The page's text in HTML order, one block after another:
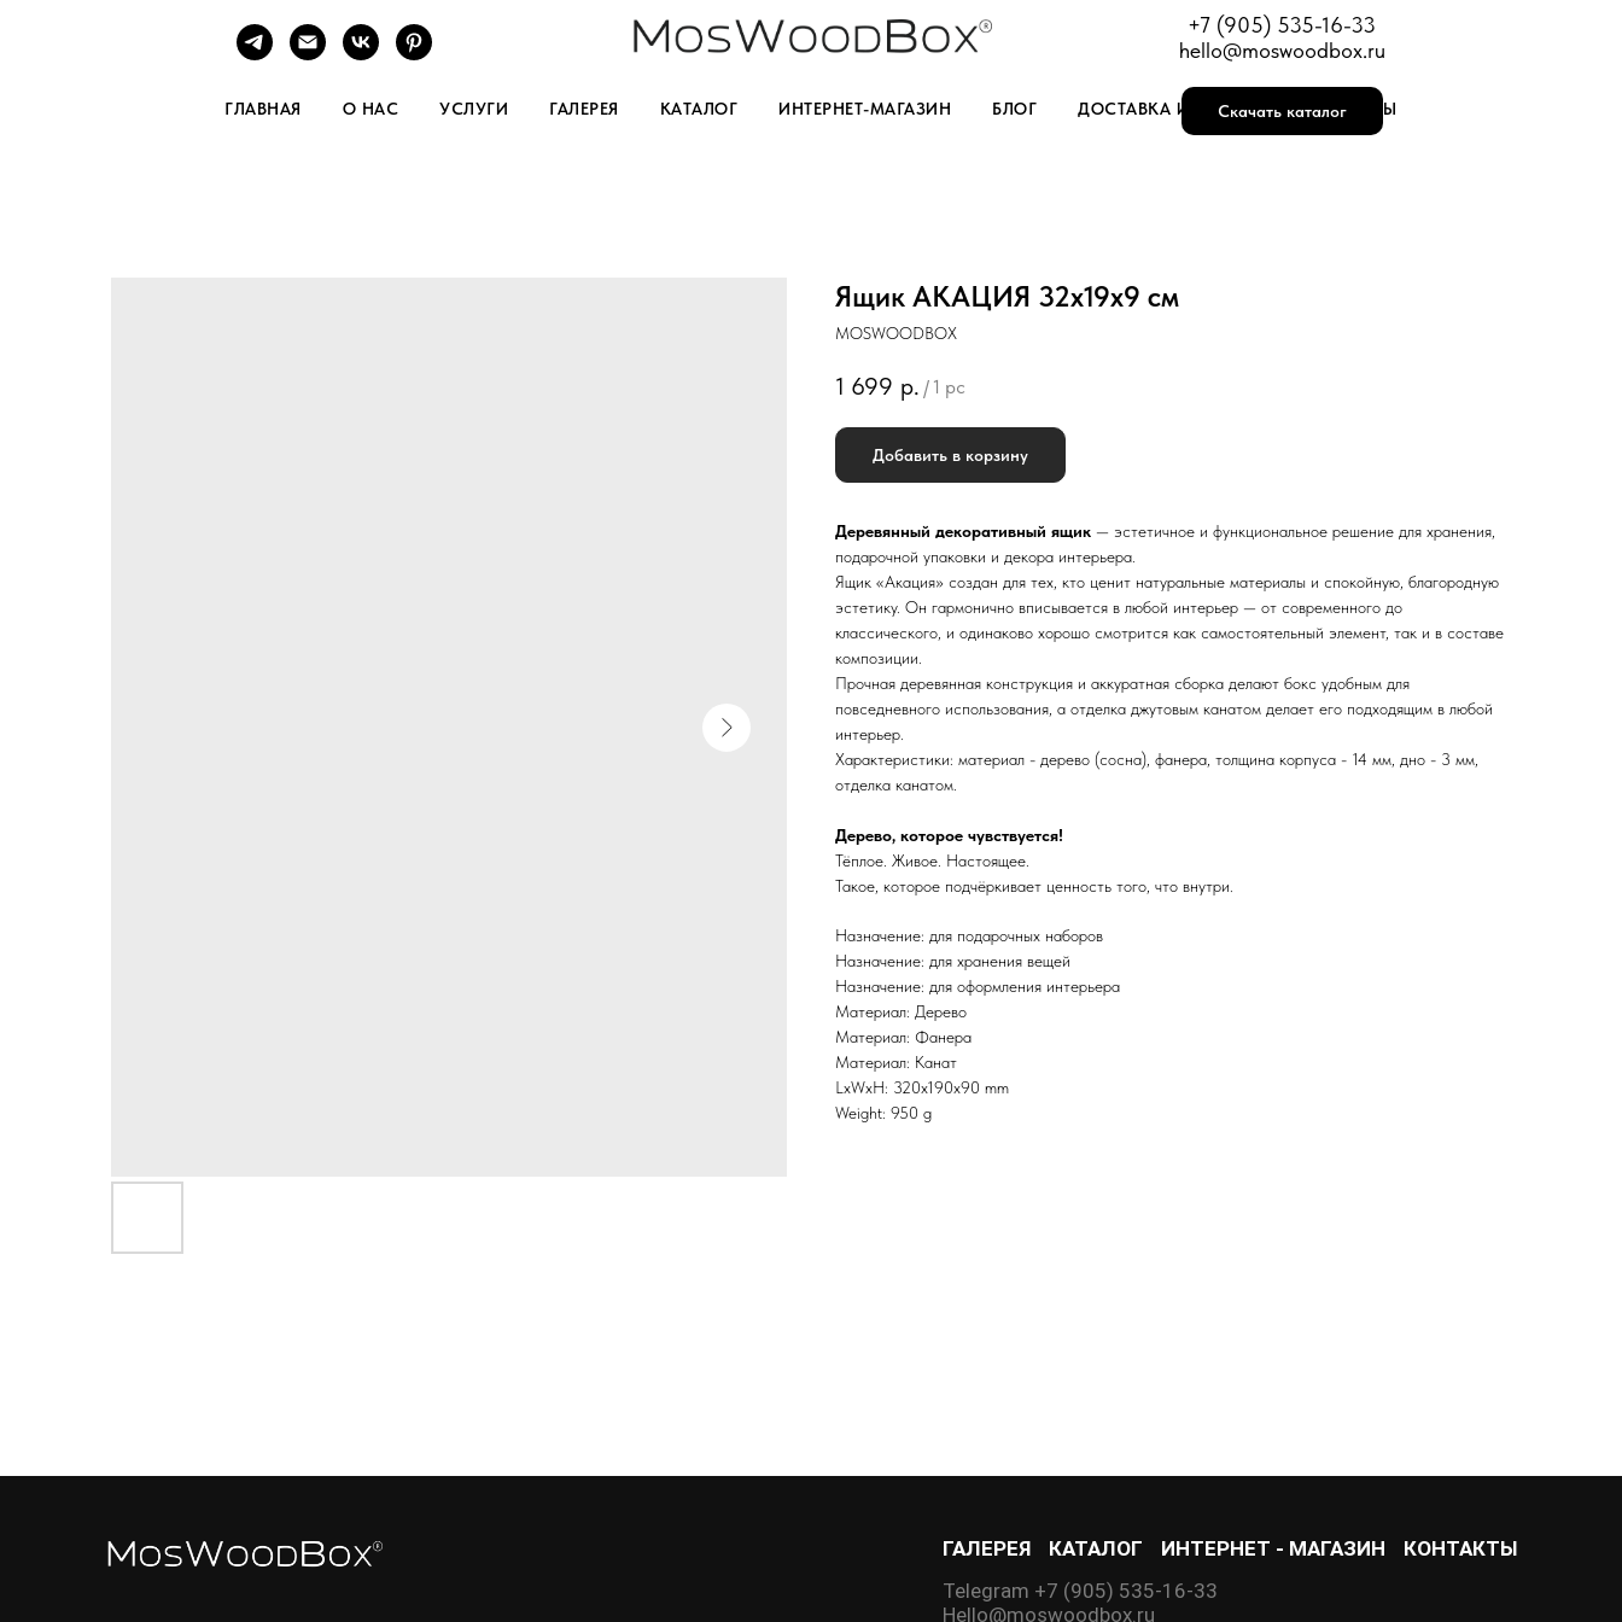
+7 (905) 535-16-33
hello@moswoodbox.ru
Скачать каталог
ГЛАВНАЯ О НАС УСЛУГИ ГАЛЕРЕЯ КАТАЛОГ ИНТЕРНЕТ-МАГАЗИН БЛОГ ДОСТАВКА И ОПЛАТА КОНТАКТЫ
Ящик АКАЦИЯ 32х19х9 см
MOSWOODBOX
1 699 р. / 1 pc
Добавить в корзину
Деревянный декоративный ящик — эстетичное и функциональное решение для хранения,
подарочной упаковки и декора интерьера.
Ящик «Акация» создан для тех, кто ценит натуральные материалы и спокойную, благородную
эстетику. Он гармонично вписывается в любой интерьер — от современного до
классического, и одинаково хорошо смотрится как самостоятельный элемент, так и в составе
композиции.
Прочная деревянная конструкция и аккуратная сборка делают бокс удобным для
повседневного использования, а отделка джутовым канатом делает его подходящим в любой
интерьер.
Характеристики: материал - дерево (сосна), фанера, толщина корпуса - 14 мм, дно - 3 мм,
отделка канатом.
Дерево, которое чувствуется!
Тёплое. Живое. Настоящее.
Такое, которое подчёркивает ценность того, что внутри.
Назначение: для подарочных наборов
Назначение: для хранения вещей
Назначение: для оформления интерьера
Материал: Дерево
Материал: Фанера
Материал: Канат
LxWxH: 320x190x90 mm
Weight: 950 g
ГАЛЕРЕЯ КАТАЛОГ ИНТЕРНЕТ - МАГАЗИН
КОНТАКТЫ
Telegram +7 (905) 535-16-33
Hello@moswoodbox.ru